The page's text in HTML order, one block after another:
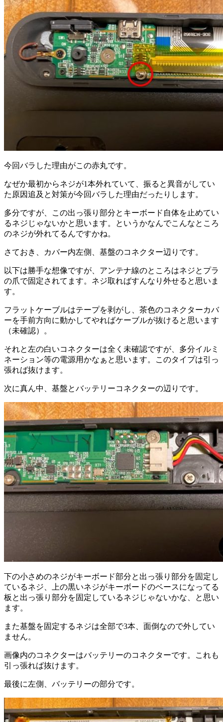
今回バラした理由がこの赤丸です。
なぜか最初からネジが1本外れていて、振ると異音がしてい
た原因追及と対策が今回バラした理由だったりします。
多分ですが、この出っ張り部分とキーボード自体を止めてい
るネジじゃないかと思います。というかなんでこんなところ
のネジが外れてるんですかね。
さておき、カバー内左側、基盤のコネクター辺りです。
以下は勝手な想像ですが、アンテナ線のところはネジとプラ
の爪で固定されてます。ネジ取ればすんなり外せると思いま
す。
フラットケーブルはテープを剥がし、茶色のコネクターカバ
ーを手前方向に動かしてやればケーブルが抜けると思います
（未確認）。
それと左の白いコネクターは全く未確認ですが、多分イルミ
ネーション等の電源用かなぁと思います。このタイプは引っ
張れば抜けます。
次に真ん中、基盤とバッテリーコネクターの辺りです。
下の小さめのネジがキーボード部分と出っ張り部分を固定し
ているネジ、上の黒いネジがキーボードのベースになってる
板と出っ張り部分を固定しているネジじゃないかな、と思い
ます。
また基盤を固定するネジは全部で3本、面倒なので外してい
ません。
画像内のコネクターはバッテリーのコネクターです。これも
引っ張れば抜けます。
最後に左側、バッテリーの部分です。